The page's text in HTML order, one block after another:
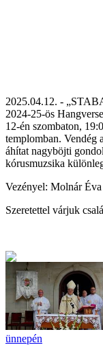
2025.04.12. -
2024-25-ös
12-én szombaton,
templomban. Vendég
áhítat nagyböjti
kórusmuzsika
Vezényel: Molnár
Szeretettel várjuk
ünnepén